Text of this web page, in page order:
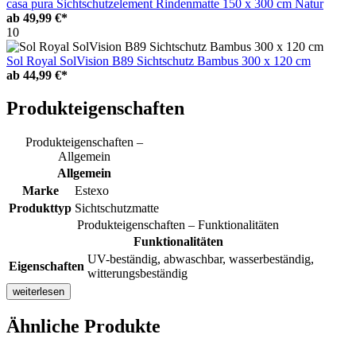
casa pura Sichtschutzelement Rindenmatte 150 x 300 cm Natur
ab 49,99 €*
10
Sol Royal SolVision B89 Sichtschutz Bambus 300 x 120 cm
ab 44,99 €*
Produkteigenschaften
Produkteigenschaften –
Allgemein
Allgemein
Marke
Estexo
Produkttyp Sichtschutzmatte
Produkteigenschaften – Funktionalitäten
Funktionalitäten
Eigenschaften
UV-beständig, abwaschbar, wasserbeständig,
witterungsbeständig
weiterlesen
Ähnliche Produkte